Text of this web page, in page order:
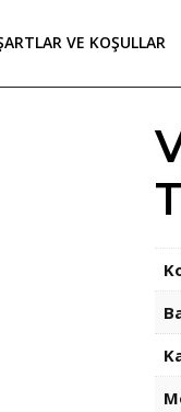
VE KOŞULLAR